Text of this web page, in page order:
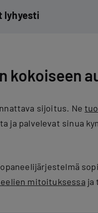
lyhyesti
kokoiseen
sijoitus. Ne
ja palvelevat sinua
mitoituksessa ja